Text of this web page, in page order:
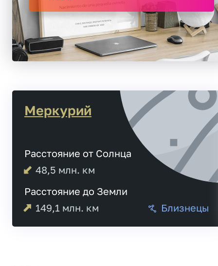
Меркурий
Расстояние от Солнца
48,5 млн. км
Расстояние до Земли
149,1 млн. км Близнецы